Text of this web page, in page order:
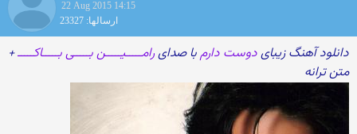
22 Aug 2015 14:15
ارسالها: 23327
دانلود آهنگ زیبایدوست دارمبا صدایرامـــــیـــــن بـــــی بـــــاکـــــ+
متن ترانه